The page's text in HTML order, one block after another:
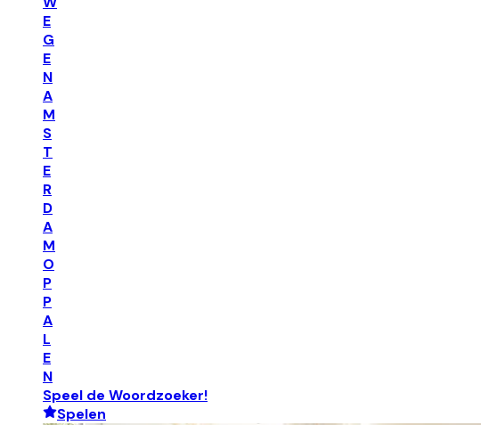
E
G
E
N
A
M
S
T
E
R
D
A
M
O
P
P
A
L
E
N
Speel de Woordzoeker!
Spelen